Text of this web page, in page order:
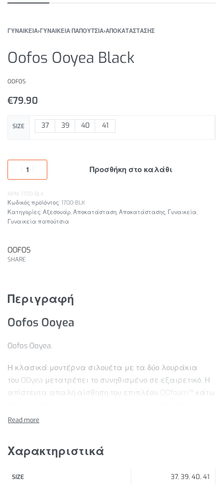
ΓΥΝΑΙΚΕΙΑ›ΓΥΝΑΙΚΕΙΑ ΠΑΠΟΥΤΣΙΑ›ΑΠΟΚΑΤΑΣΤΑΣΗΣ
Oofos Ooyea Black
OOFOS
€79.90
SIZE 37 39 40 41
Προσθήκη στο καλάθι
MPN: 1700-BLK
1700-BLK
Κατηγορίες: Αξεσουάρ, Αποκατάσταση, Αποκατάστασης, Γυναικεία,
Γυναικεία παπούτσια
OOFOS
SHARE
Περιγραφή
Oofos Ooyea
Oofos Ooyea.
Η κλασικά μοντέρνα σιλουέτα με τα δύο λουράκια
του OOyea μετατρέπει το συνηθισμένο σε εξαιρετικό. Η
απίστευτα απαλή αίσθηση του επιπλέον OOfoam™ κάτω
λουράκι και ο πάτος που αγκαλιάζει το πόδι σου είναι
δουλειές και τις μετακινήσεις μέσα στην
Χαρακτηριστικά
SIZE 37, 39, 40, 41